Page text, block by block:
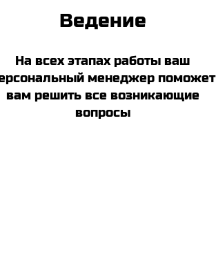
Ведение
На всех этапах работы ваш
менеджер поможет
вам решить все возникающие
вопросы